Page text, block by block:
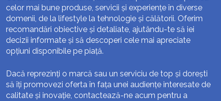
celor mai bune produse, servicii și experiențe în diverse
domenii, de la lifestyle la tehnologie și călătorii. Oferim
recomandări obiective și detaliate, ajutându-te să iei
decizii informate și să descoperi cele mai apreciate
opțiuni disponibile pe piață.
Dacă reprezinți o marcă sau un serviciu de top și dorești
să îți promovezi oferta în fața unei audiențe interesate de
calitate și inovație, contactează-ne acum pentru a